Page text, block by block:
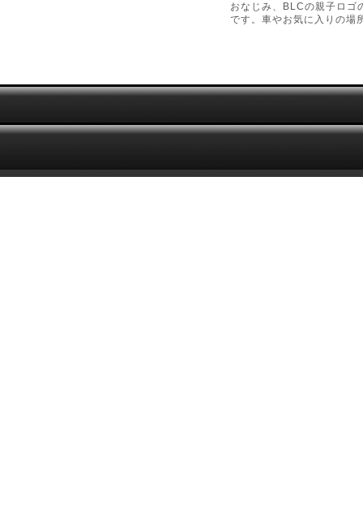
おなじみ、BLCの親子ロゴ
です。車やお気に入りの場